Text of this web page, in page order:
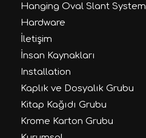
Hanging Oval Slant System
Hardware
İletişim
İnsan Kaynakları
Installation
Kaplık ve Dosyalık Grubu
Kitap Kağıdı Grubu
Krome Karton Grubu